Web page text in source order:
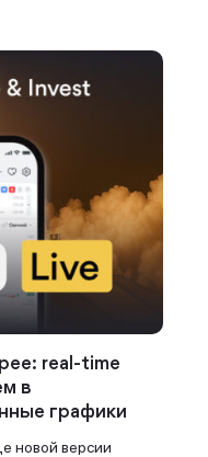
real-time
в
графики
новой версии